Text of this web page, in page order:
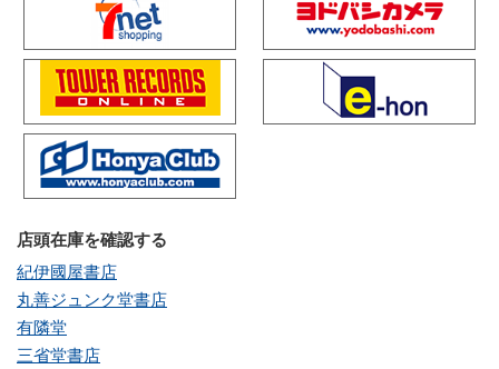
店頭在庫を確認する
紀伊國屋書店
丸善ジュンク堂書店
有隣堂
三省堂書店